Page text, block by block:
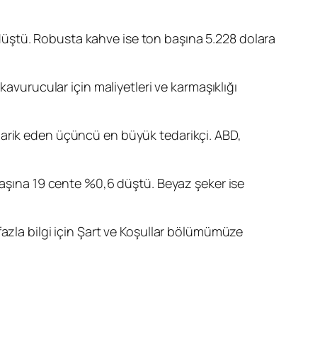
Robusta kahve ise ton başına 5.228 dolara
için maliyetleri ve karmaşıklığı
eden üçüncü en büyük tedarikçi. ABD,
19 cente %0,6 düştü. Beyaz şeker ise
bilgi için Şart ve Koşullar bölümümüze